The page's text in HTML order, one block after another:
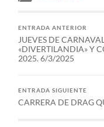
ENTRADA ANTERIOR
JUEVES DE
«DIVERTILANDIA» Y
2025. 6/3/2025
ENTRADA SIGUIENTE
CARRERA DE DRAG